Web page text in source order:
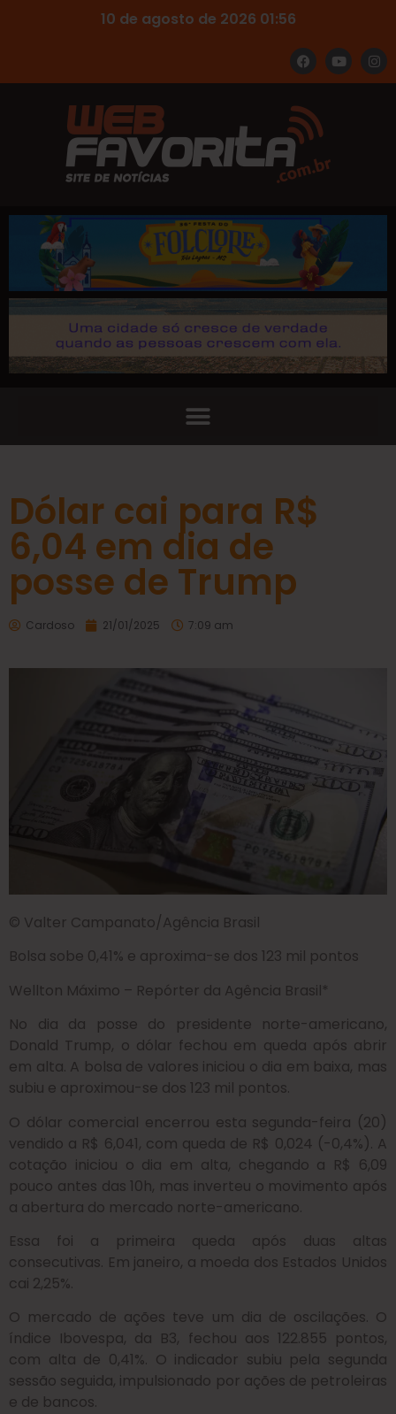
10 de agosto de 2026 01:56
Dólar cai para R$
6,04 em dia de
posse de Trump
Cardoso 21/01/2025 7:09 am
© Valter Campanato/Agência Brasil
Bolsa sobe 0,41% e aproxima-se dos 123 mil pontos
Wellton Máximo – Repórter da Agência Brasil*
No dia da posse do presidente norte-americano,
Donald Trump, o dólar fechou em queda após abrir
em alta. A bolsa de valores iniciou o dia em baixa, mas
subiu e aproximou-se dos 123 mil pontos.
O dólar comercial encerrou esta segunda-feira (20)
vendido a R$ 6,041, com queda de R$ 0,024 (-0,4%). A
cotação iniciou o dia em alta, chegando a R$ 6,09
pouco antes das 10h, mas inverteu o movimento após
a abertura do mercado norte-americano.
Essa foi a primeira queda após duas altas
consecutivas. Em janeiro, a moeda dos Estados Unidos
cai 2,25%.
O mercado de ações teve um dia de oscilações. O
índice Ibovespa, da B3, fechou aos 122.855 pontos,
com alta de 0,41%. O indicador subiu pela segunda
sessão seguida, impulsionado por ações de petroleiras
e de bancos.